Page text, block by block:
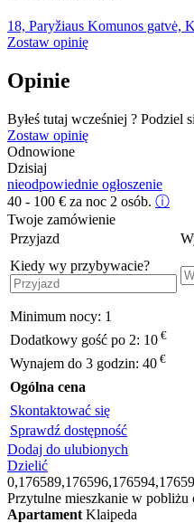
18, Paryžiaus Komunos gatvė,
Zostaw opinię
Opinie
Byłeś tutaj wcześniej ? Podziel
Zostaw opinię
Odnowione
Dzisiaj
nieodpowiednie ogłoszenie
40 - 100 € za noc 2 osób. ⓘ
Twoje zamówienie
Przyjazd
Kiedy wy przybywacie?
Minimum nocy: 1
Dodatkowy gość po 2: 10 €
Wynajem do 3 godzin: 40 €
Ogólna cena
Skontaktować się
Sprawdź dostępność
Dodaj do ulubionych
Dzielić
Przytulne mieszkanie w
Apartament Klaipeda